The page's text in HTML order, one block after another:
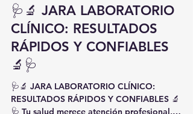
Redaccion peligrosa
🩺🔬 JARA LABORATORIO
CLÍNICO: RESULTADOS
RÁPIDOS Y CONFIABLES
🔬🩺